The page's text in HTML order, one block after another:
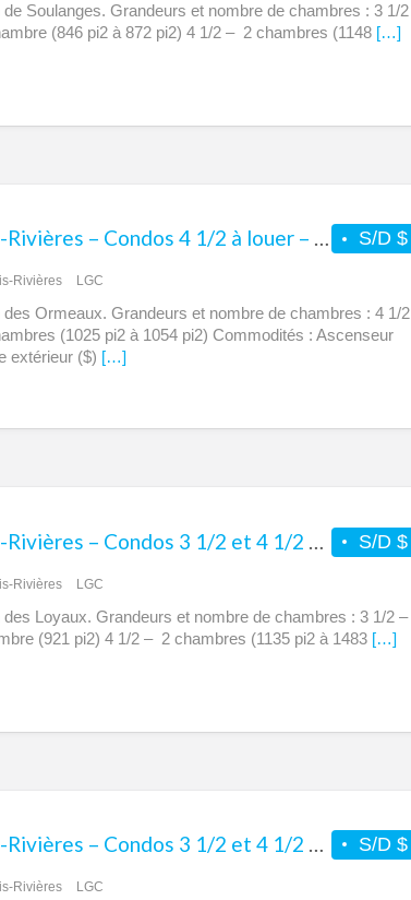
de Soulanges. Grandeurs et nombre de chambres : 3 1/2
(846 pi2 à 872 pi2) 4 1/2 – 2 chambres (1148 […]
S/D $
Trois-Rivières – Condos 4 1/2 à louer – Urbain des Ormeaux
Rivières LGC
des Ormeaux. Grandeurs et nombre de chambres : 4 1/2
(1025 pi2 à 1054 pi2) Commodités : Ascenseur
extérieur ($) […]
S/D $
Rivières LGC
des Loyaux. Grandeurs et nombre de chambres : 3 1/2 –
(921 pi2) 4 1/2 – 2 chambres (1135 pi2 à 1483 […]
S/D $
Trois-Rivières – Condos 3 1/2 et 4 1/2 à louer – Urbain sur le Fleuve
Rivières LGC